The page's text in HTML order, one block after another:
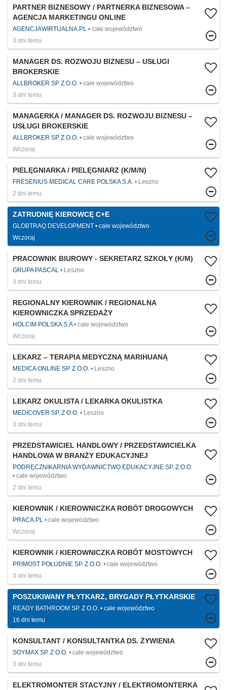
PARTNER BIZNESOWY / PARTNERKA BIZNESOWA –
AGENCJA MARKETINGU ONLINE
AGENCJAWIRTUALNA.PL
całe województwo
3 dni temu
MANAGER DS. ROZWOJU BIZNESU – USŁUGI
BROKERSKIE
ALLBROKER SP Z O.O.
całe województwo
3 dni temu
MANAGERKA / MANAGER DS. ROZWOJU BIZNESU –
USŁUGI BROKERSKIE
ALLBROKER SP Z O.O.
całe województwo
Wczoraj
PIELĘGNIARKA / PIELĘGNIARZ (K/M/N)
FRESENIUS MEDICAL CARE POLSKA S.A.
Leszno
2 dni temu
ZATRUDNIĘ KIEROWCĘ C+E
GLOBTRAQ DEVELOPMENT
całe województwo
Wczoraj
PRACOWNIK BIUROWY - SEKRETARZ SZKOŁY (K/M)
GRUPA PASCAL
Leszno
3 dni temu
REGIONALNY KIEROWNIK / REGIONALNA
KIEROWNICZKA SPRZEDAŻY
HOLCIM POLSKA S.A
całe województwo
Wczoraj
LEKARZ – TERAPIA MEDYCZNĄ MARIHUANĄ
MEDICA ONLINE SP. Z O.O.
Leszno
2 dni temu
LEKARZ OKULISTA / LEKARKA OKULISTKA
MEDICOVER SP. Z O.O.
Leszno
3 dni temu
PRZEDSTAWICIEL HANDLOWY / PRZEDSTAWICIELKA
HANDLOWA W BRANŻY EDUKACYJNEJ
PODRĘCZNIKARNIA WYDAWNICTWO EDUKACYJNE SP. Z O.O.
całe województwo
2 dni temu
KIEROWNIK / KIEROWNICZKA ROBÓT DROGOWYCH
PRACA.PL
całe województwo
Wczoraj
KIEROWNIK / KIEROWNICZKA ROBÓT MOSTOWYCH
PRIMOST POŁUDNIE SP. Z O.O.
całe województwo
3 dni temu
POSZUKIWANY PŁYTKARZ, BRYGADY PŁYTKARSKIE
READY BATHROOM SP. Z O.O.
całe województwo
16 dni temu
KONSULTANT / KONSULTANTKA DS. ŻYWIENIA
SOYMAX SP. Z O.O.
całe województwo
3 dni temu
ELEKTROMONTER STACYJNY / ELEKTROMONTERKA